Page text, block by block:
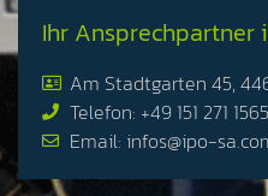
Ihr Ansprechpartner
Am Stadtgarten 45,
Telefon: +49 151 271
Email: infos@ipo-